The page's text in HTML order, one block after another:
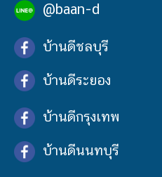
@baan-d
บ้านดีชลบุรี
บ้านดีระยอง
บ้านดีกรุงเทพ
บ้านดีนนทบุรี